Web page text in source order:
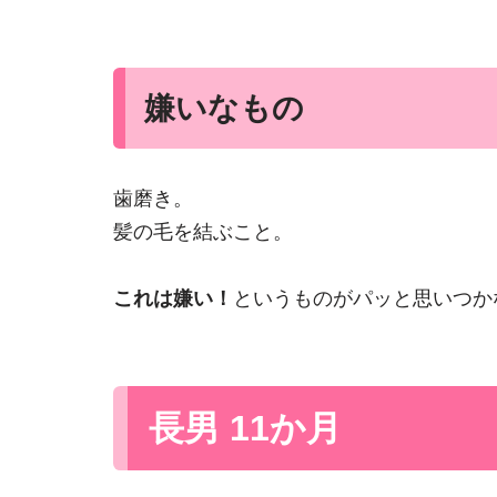
嫌いなもの
歯磨き。
髪の毛を結ぶこと。
これは嫌い！ というものがパッと思いつ
長男 11か月